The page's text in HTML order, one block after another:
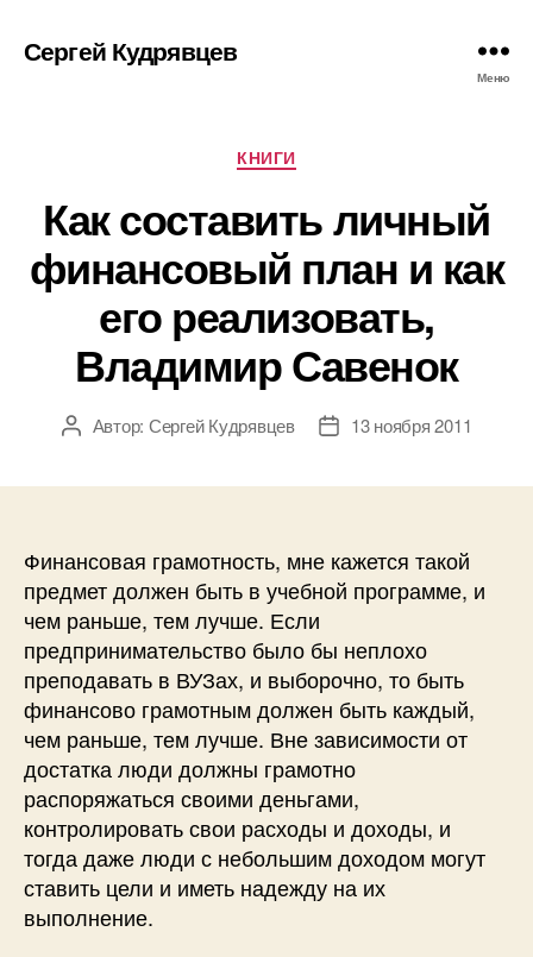
Сергей Кудрявцев
Меню
Рубрики
КНИГИ
Как составить личный
финансовый план и как
его реализовать,
Владимир Савенок
АвторАвтор: Сергей Кудрявцев
Дата13 ноября 2011
Финансовая грамотность, мне кажется такой
предмет должен быть в учебной программе, и
чем раньше, тем лучше. Если
предпринимательство было бы неплохо
преподавать в ВУЗах, и выборочно, то быть
финансово грамотным должен быть каждый,
чем раньше, тем лучше. Вне зависимости от
достатка люди должны грамотно
распоряжаться своими деньгами,
контролировать свои расходы и доходы, и
тогда даже люди с небольшим доходом могут
ставить цели и иметь надежду на их
выполнение.